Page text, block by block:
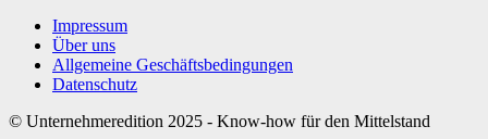
Impressum
Über uns
Allgemeine Geschäftsbedingungen
Datenschutz
© Unternehmeredition 2025 - Know-how für den Mittelstand